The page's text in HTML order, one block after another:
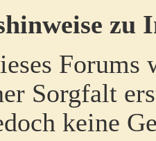
zu
Forums
Sorgfalt
keine